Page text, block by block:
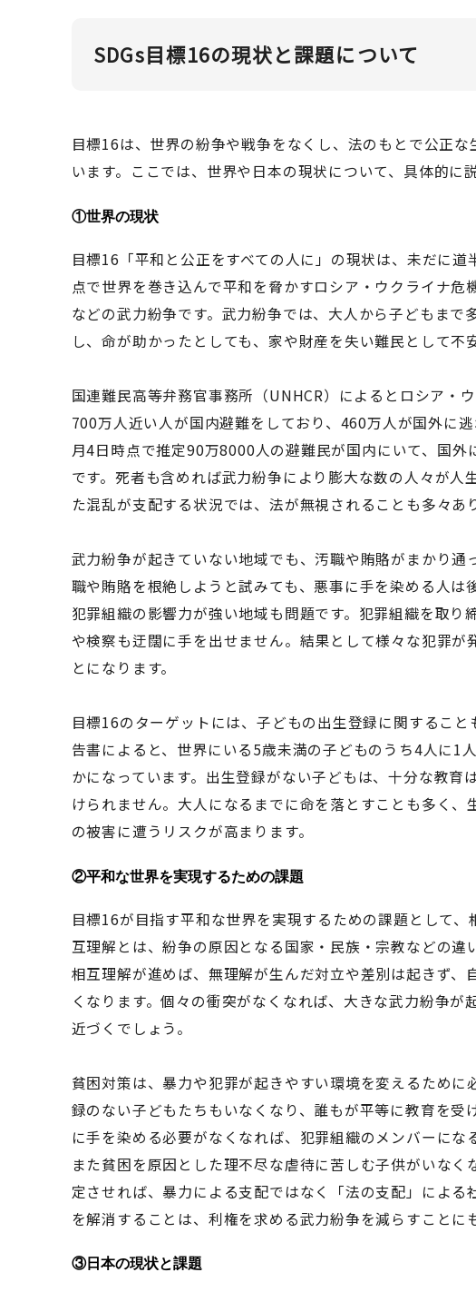
SDGs目標16の現状と課題について
目標16は、世界の紛争や戦争をなくし、法のもとで公正
います。ここでは、世界や日本の現状について、具体的に説
①世界の現状
目標16「平和と公正をすべての人に」の現状は、未だに
点で世界を巻き込んで平和を脅かすロシア・ウクライナ
などの武力紛争です。武力紛争では、大人から子どもまで
し、命が助かったとしても、家や財産を失い難民として不
国連難民高等弁務官事務所（UNHCR）によるとロシア・
700万人近い人が国内避難をしており、460万人が国外に
月4日時点で推定90万8000人の避難民が国内にいて、国
です。死者も含めれば武力紛争により膨大な数の人々が人
た混乱が支配する状況では、法が無視されることも多々あ
武力紛争が起きていない地域でも、汚職や賄賂がまかり通
職や賄賂を根絶しようと試みても、悪事に手を染める人は
犯罪組織の影響力が強い地域も問題です。犯罪組織を取
や検察も迂闊に手を出せません。結果として様々な犯罪
とになります。
目標16のターゲットには、子どもの出生登録に関するこ
告書によると、世界にいる5歳未満の子どものうち4人に1
かになっています。出生登録がない子どもは、十分な教育
けられません。大人になるまでに命を落とすことも多く
の被害に遭うリスクが高まります。
②平和な世界を実現するための課題
目標16が目指す平和な世界を実現するための課題として
互理解とは、紛争の原因となる国家・民族・宗教などの違
相互理解が進めば、無理解が生んだ対立や差別は起きず
くなります。個々の衝突がなくなれば、大きな武力紛争
近づくでしょう。
貧困対策は、暴力や犯罪が起きやすい環境を変えるため
録のない子どもたちもいなくなり、誰もが平等に教育を受
に手を染める必要がなくなれば、犯罪組織のメンバーにな
また貧困を原因とした理不尽な虐待に苦しむ子供がいな
定させれば、暴力による支配ではなく「法の支配」によ
を解消することは、利権を求める武力紛争を減らすことに
③日本の現状と課題